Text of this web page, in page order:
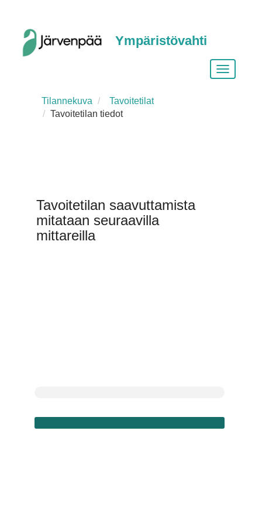
Ympäristövahti
Vaihda
Tilannekuva
Tavoitetilat
Tavoitetilan tiedot
Tavoitetilan saavuttamista
mitataan seuraavilla
mittareilla